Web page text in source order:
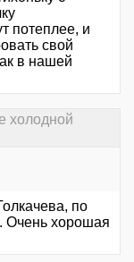
потеплее, и
свой
в нашей
холодной
по
Очень хорошая